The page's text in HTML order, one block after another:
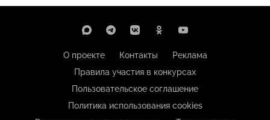
О проекте Контакты
Реклама
Правила участия в конкурсах
Пользовательское соглашение
Политика использования cookies